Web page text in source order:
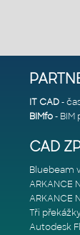
IT CAD-
BIMfo- BIM
CAD
ARKANCE
ARKANCE